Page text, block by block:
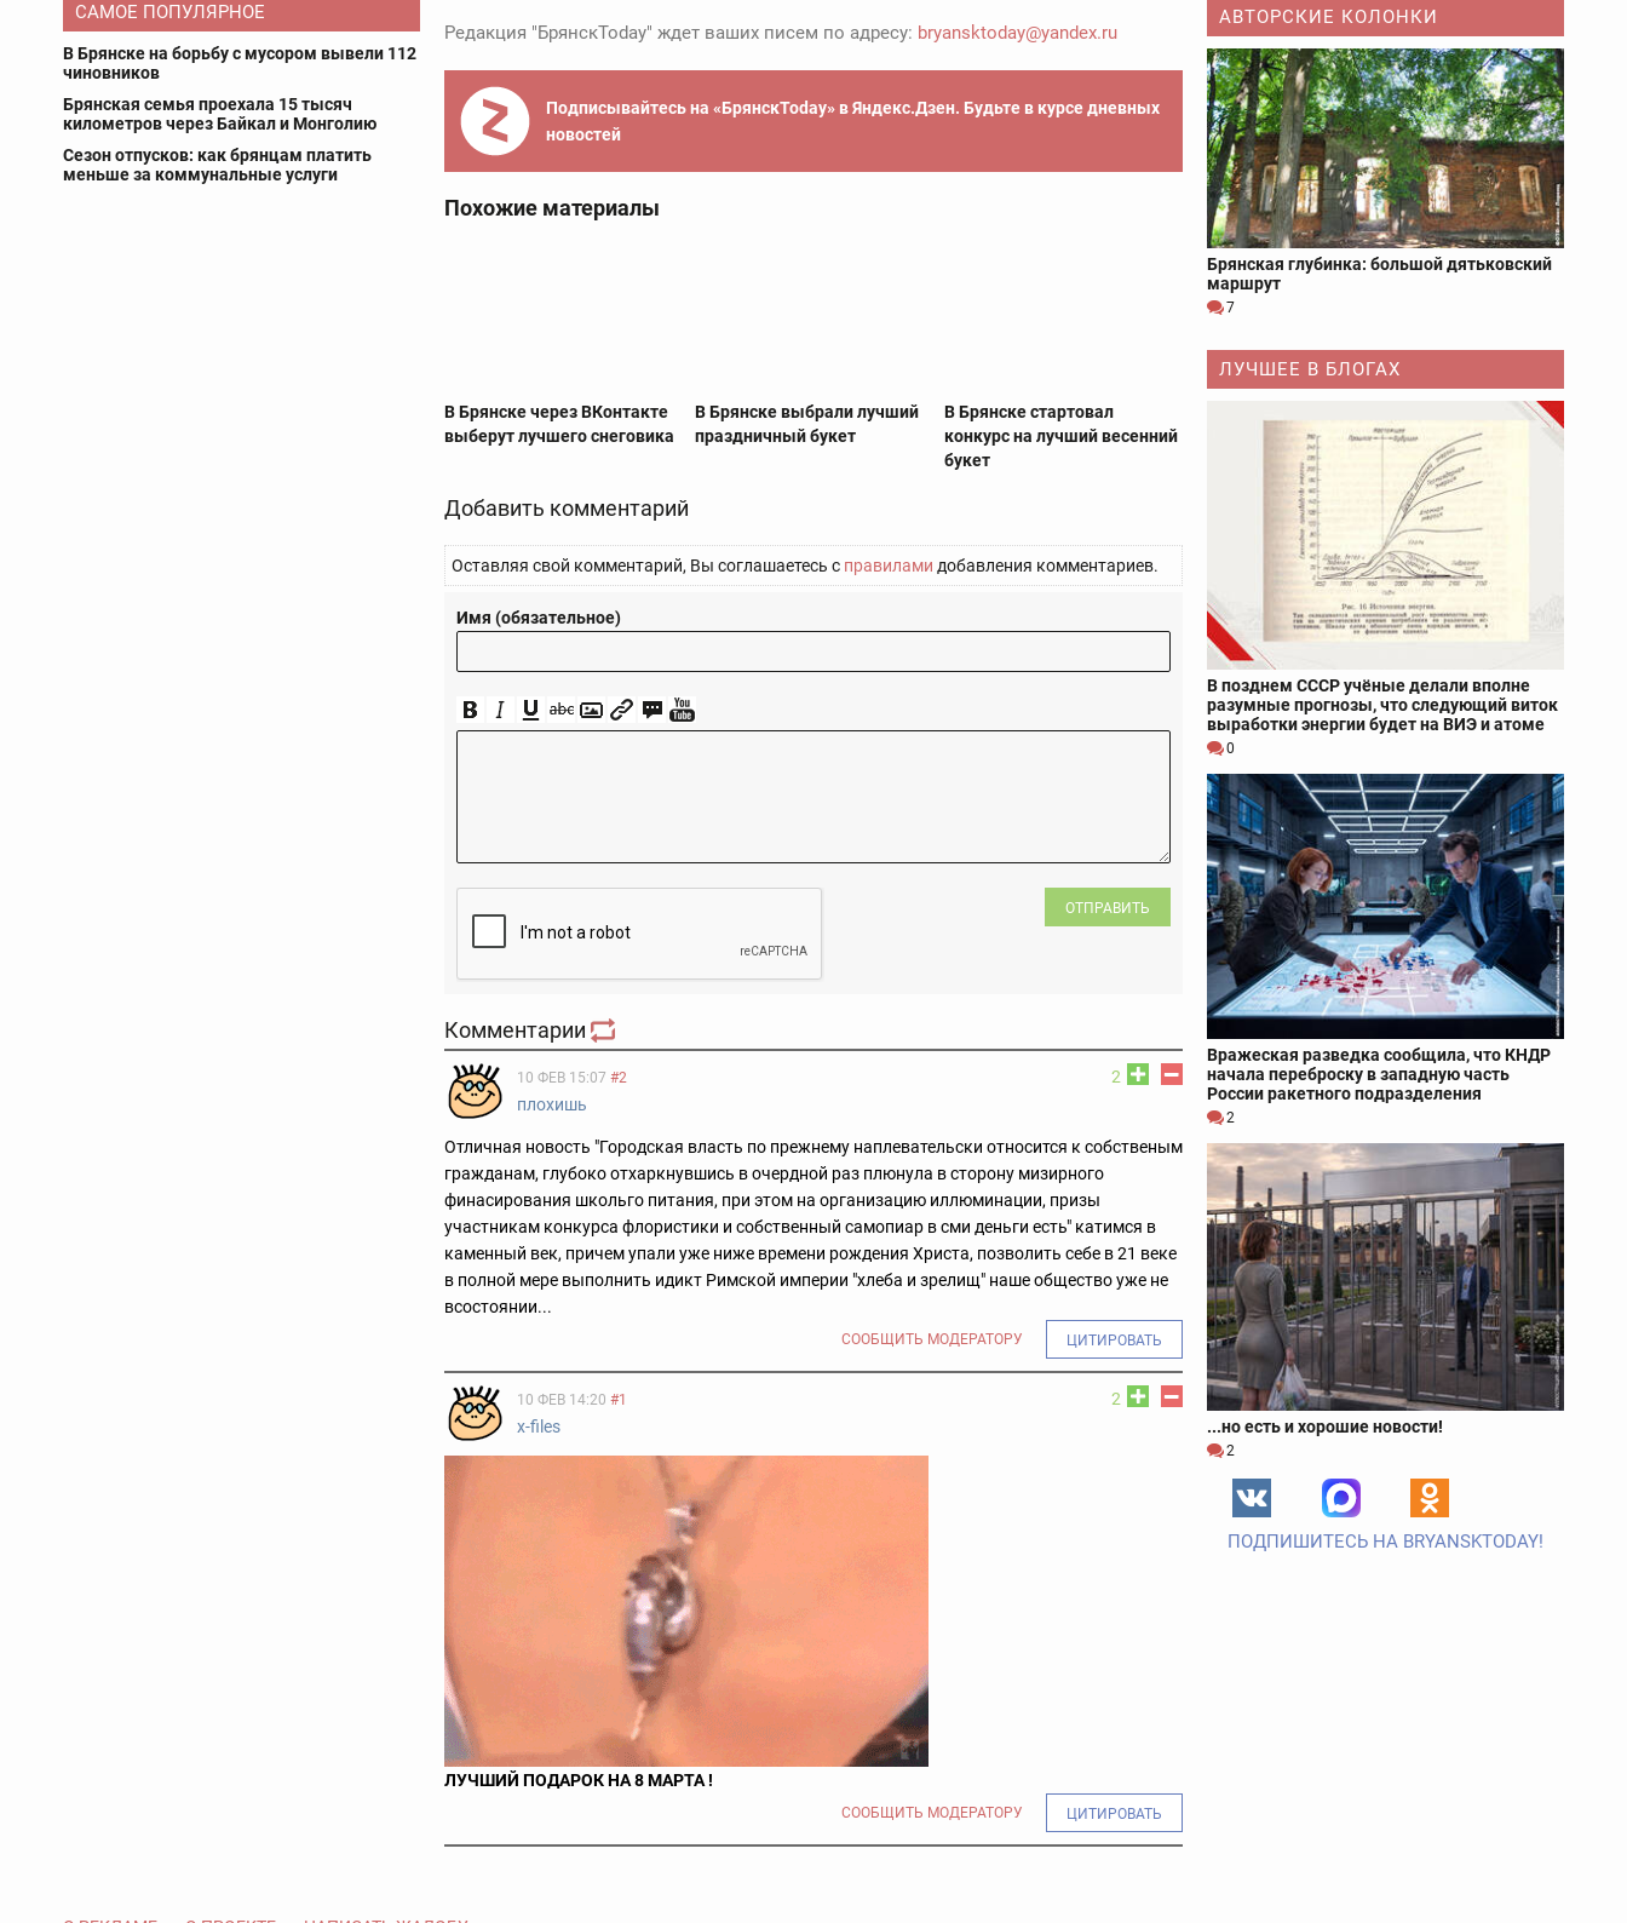
САМОЕ ПОПУЛЯРНОЕ
В Брянске на борьбу с мусором вывели 112
чиновников
Брянская семья проехала 15 тысяч
километров через Байкал и Монголию
Сезон отпусков: как брянцам платить
меньше за коммунальные услуги
Редакция "БрянскToday" ждет ваших писем по адресу: bryansktoday@yandex.ru
Подписывайтесь на «БрянскToday» в Яндекс.Дзен. Будьте в курсе дневных
новостей
Похожие материалы
В Брянске через ВКонтакте
выберут лучшего снеговика
В Брянске выбрали лучший
праздничный букет
В Брянске стартовал
конкурс на лучший весенний
букет
Добавить комментарий
Оставляя свой комментарий, Вы соглашаетесь с правилами добавления комментариев.
Имя (обязательное)
ОТПРАВИТЬ
Комментарии
2
10 ФЕВ 15:07 #2
плохишь
Отличная новость "Городская власть по прежнему наплевательски относится к собственым
гражданам, глубоко отхаркнувшись в очердной раз плюнула в сторону мизирного
финасирования школьго питания, при этом на организацию иллюминации, призы
участникам конкурса флористики и собственный самопиар в сми деньги есть" катимся в
каменный век, причем упали уже ниже времени рождения Христа, позволить себе в 21 веке
в полной мере выполнить идикт Римской империи "хлеба и зрелищ" наше общество уже не
всостоянии...
СООБЩИТЬ МОДЕРАТОРУ ЦИТИРОВАТЬ
2
10 ФЕВ 14:20 #1
x-files
ЛУЧШИЙ ПОДАРОК НА 8 МАРТА !
СООБЩИТЬ МОДЕРАТОРУ ЦИТИРОВАТЬ
АВТОРСКИЕ КОЛОНКИ
Брянская глубинка: большой дятьковский
маршрут
7
ЛУЧШЕЕ В БЛОГАХ
В позднем СССР учёные делали вполне
разумные прогнозы, что следующий виток
выработки энергии будет на ВИЭ и атоме
0
Вражеская разведка сообщила, что КНДР
начала переброску в западную часть
России ракетного подразделения
2
...но есть и хорошие новости!
2
ПОДПИШИТЕСЬ НА BRYANSKTODAY!